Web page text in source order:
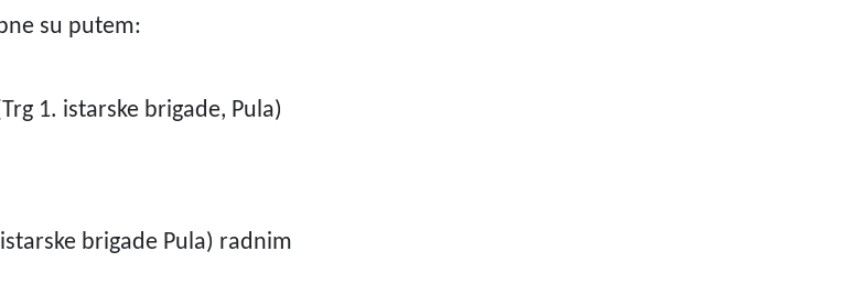
su putem:
1. istarske brigade, Pula)
brigade Pula) radnim